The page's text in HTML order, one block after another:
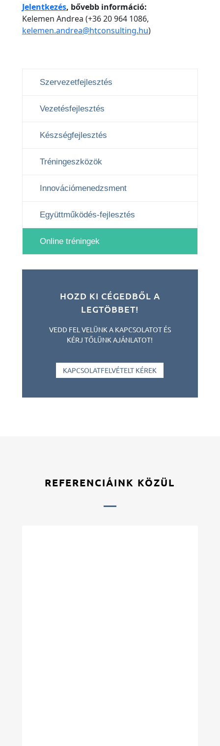
Jelentkezés, bővebb információ:
Kelemen Andrea (+36 20 964 1086,
kelemen.andrea@htconsulting.hu)
Szervezetfejlesztés
Vezetésfejlesztés
Készségfejlesztés
Tréningeszközök
Innovációmenedzsment
Együttműködés-fejlesztés
Online tréningek
HOZD KI CÉGEDBŐL A
LEGTÖBBET!
VEDD FEL VELÜNK A KAPCSOLATOT ÉS
KÉRJ TŐLÜNK AJÁNLATOT!
KAPCSOLATFELVÉTELT KÉREK
REFERENCIÁINK KÖZÜL